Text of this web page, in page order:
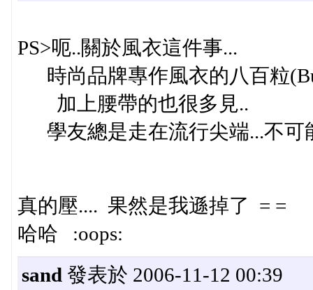
PS>呃..關於風衣這件事...
時尚品牌專作風衣的八百粒
加上腰帶的也很多見..
學友總是走在流行尖端...不可
真的壓.... 果然是我遜掉了 = =
哈哈 :oops:
sand 發表於 2006-11-12 00:39